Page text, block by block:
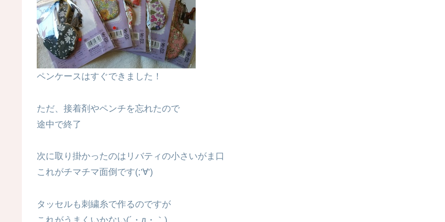
ペンケースはすぐできました！
ただ、接着剤やペンチを忘れたので
途中で終了
次に取り掛かったのはリバティの小さいがま口
これがチマチマ面倒です(;’∀’)
タッセルも刺繍糸で作るのですが
これがうまくいかない(´・д・｀)